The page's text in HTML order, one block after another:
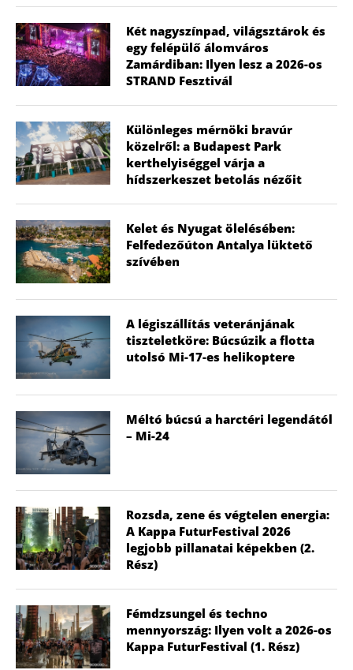
Két nagyszínpad, világsztárok és
egy felépülő álomváros
Zamárdiban: Ilyen lesz a 2026-os
STRAND Fesztivál
Különleges mérnöki bravúr
közelről: a Budapest Park
kerthelyiséggel várja a
hídszerkeszet betolás nézőit
Kelet és Nyugat ölelésében:
Felfedezőúton Antalya lüktető
szívében
A légiszállítás veteránjának
tiszteletköre: Búcsúzik a flotta
utolsó Mi-17-es helikoptere
Méltó búcsú a harctéri legendától
– Mi-24
Rozsda, zene és végtelen energia:
A Kappa FuturFestival 2026
legjobb pillanatai képekben (2.
Rész)
Fémdzsungel és techno
mennyország: Ilyen volt a 2026-os
Kappa FuturFestival (1. Rész)